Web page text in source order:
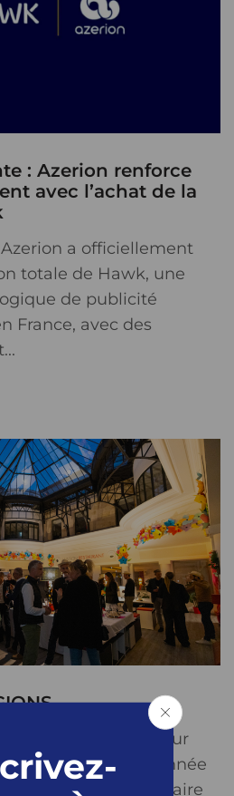
: Azerion renforce
avec l’achat de la
Azerion a officiellement
totale de Hawk, une
de publicité
France, avec des
SE FÊTE ! Retour sur
ce début d’année
son 10ème anniversaire